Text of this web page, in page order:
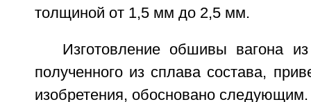
толщиной от 1,5 мм до 2,5 мм.
Изготовление обшивы вагона из
полученного из сплава состава,
изобретения, обосновано следующим.